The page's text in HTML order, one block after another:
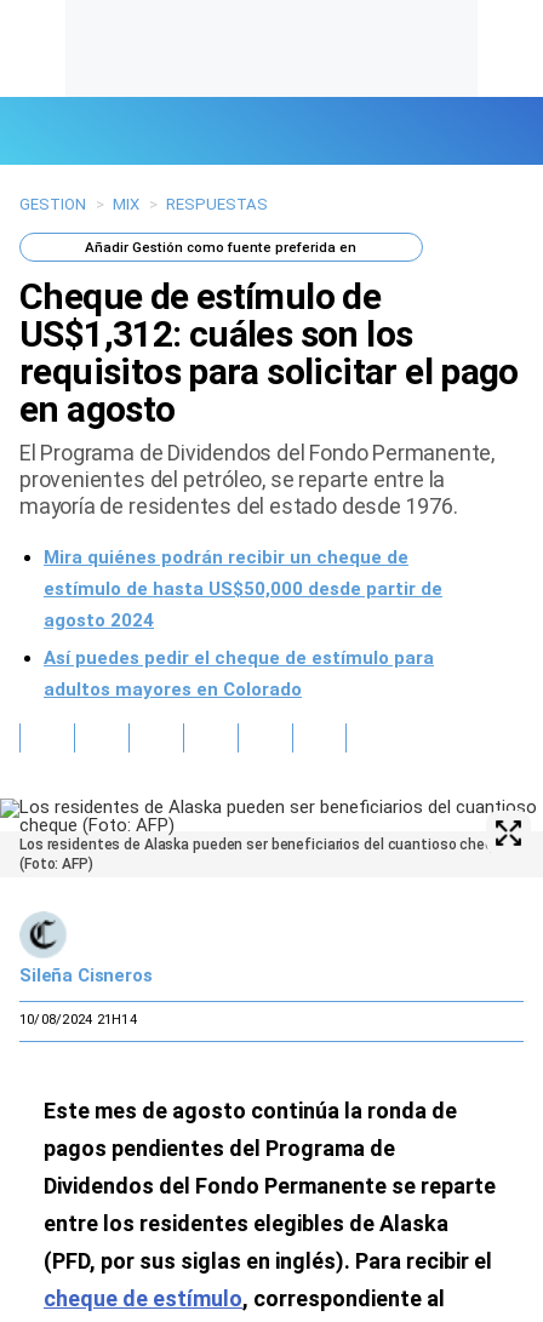
Últimas Noticias
Mi Bolsillo
Respuestas
Gente
Vida Laboral
Tendencias Mix
GESTION > MIX > RESPUESTAS
AñadirGestión como fuente preferida en
Cheque de estímulo de
US$1,312: cuáles son los
requisitos para solicitar el pago
en agosto
El Programa de Dividendos del Fondo Permanente,
provenientes del petróleo, se reparte entre la
mayoría de residentes del estado desde 1976.
Mira quiénes podrán recibir un cheque de
estímulo de hasta US$50,000 desde partir de
agosto 2024
Así puedes pedir el cheque de estímulo para
adultos mayores en Colorado
Los residentes de Alaska pueden ser beneficiarios del cuantioso cheque
(Foto: AFP)
Sileña Cisneros
10/08/2024 21H14
Este mes de agosto continúa la ronda de
pagos pendientes del Programa de
Dividendos del Fondo Permanente se reparte
entre los residentes elegibles de Alaska
(PFD, por sus siglas en inglés). Para recibir el
cheque de estímulo, correspondiente al